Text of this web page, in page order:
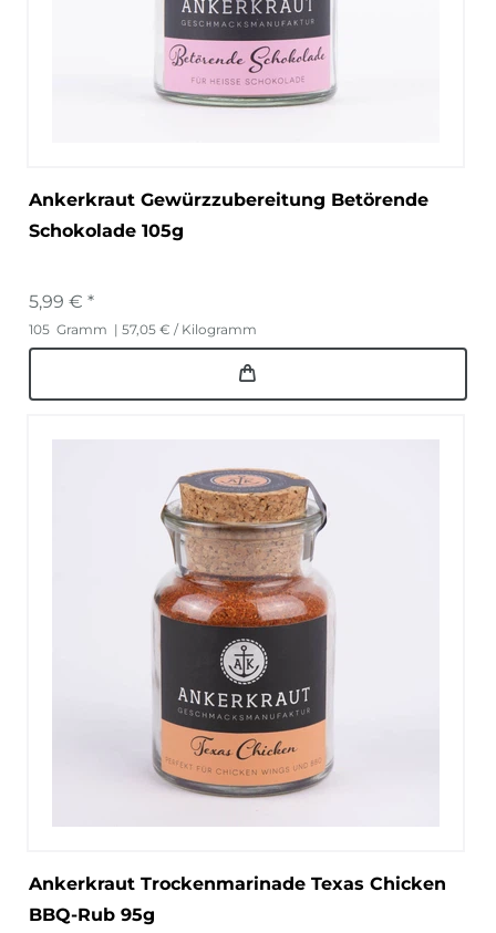
Ankerkraut Gewürzzubereitung Betörende
Schokolade 105g
5,99 € *
105 Gramm | 57,05 € / Kilogramm
Ankerkraut Trockenmarinade Texas Chicken
BBQ-Rub 95g